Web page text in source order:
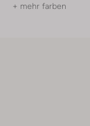
+ mehr farben